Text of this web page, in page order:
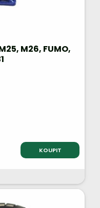
M26, FUMO,
KOUPIT